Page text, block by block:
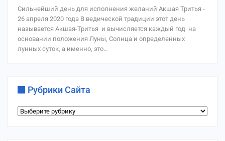
Сильнейший день для исполнения желаний Акшая Тритья -
26 апреля 2020 года В ведической традиции этот день
называется Акшая-Тритья и вычисляется каждый год на
основании положения Луны, Солнца и определенных
лунных суток, а именно, это…
Рубрики Сайта
Рубрики